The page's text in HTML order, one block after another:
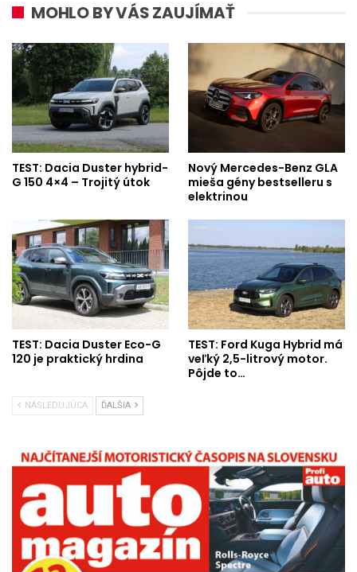
MOHLO BY VÁS ZAUJÍMAŤ
TEST: Dacia Duster hybrid-
G 150 4×4 – Trojitý útok
Nový Mercedes-Benz GLA
mieša gény bestselleru s
elektrinou
TEST: Dacia Duster Eco-G
120 je praktický hrdina
TEST: Ford Kuga Hybrid má
veľký 2,5-litrový motor.
Pôjde to…
NÁSLEDUJÚCA ĎALŠIA